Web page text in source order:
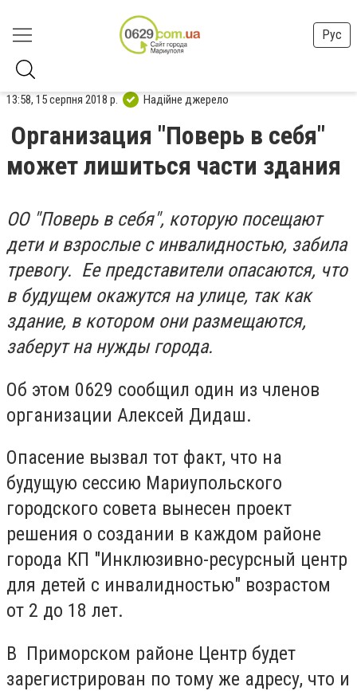
Рус
13:58, 15 серпня 2018 р. Надійне джерело
Организация "Поверь в себя"
может лишиться части здания
ОО "Поверь в себя", которую посещают
дети и взрослые с инвалидностью, забила
тревогу. Ее представители опасаются, что
в будущем окажутся на улице, так как
здание, в котором они размещаются,
заберут на нужды города.
Об этом 0629 сообщил один из членов
организации Алексей Дидаш.
Опасение вызвал тот факт, что на
будущую сессию Мариупольского
городского совета вынесен проект
решения о создании в каждом районе
города КП "Инклюзивно-ресурсный центр
для детей с инвалидностью" возрастом
от 2 до 18 лет.
В Приморском районе Центр будет
зарегистрирован по тому же адресу, что и